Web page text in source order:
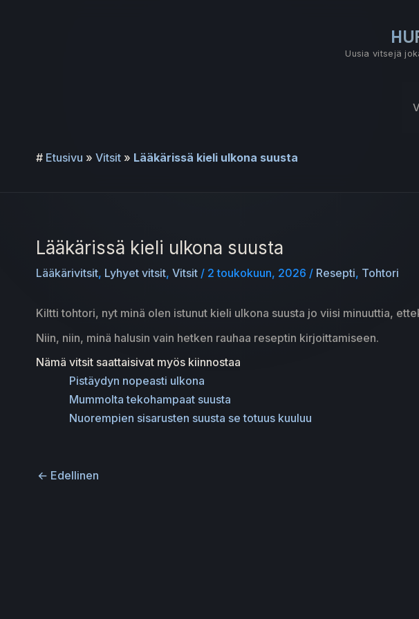
Uusia vitsejä
# Etusivu » Vitsit » Lääkärissä kieli ulkona suusta
Lääkärissä kieli ulkona suusta
Lääkärivitsit, Lyhyet vitsit, Vitsit / 2 toukokuun, 2026 / Resepti, Tohtori
Kiltti tohtori, nyt minä olen istunut kieli ulkona suusta jo viisi minuuttia,
Niin, niin, minä halusin vain hetken rauhaa reseptin kirjoittamiseen.
Nämä vitsit saattaisivat myös kiinnostaa
Pistäydyn nopeasti ulkona
Mummolta tekohampaat suusta
Nuorempien sisarusten suusta se totuus kuuluu
← Edellinen